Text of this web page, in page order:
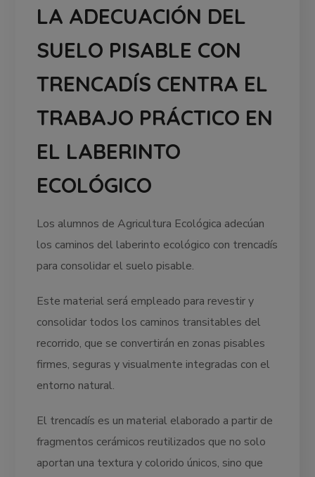
LA ADECUACIÓN DEL
SUELO PISABLE CON
TRENCADÍS CENTRA EL
TRABAJO PRÁCTICO EN
EL LABERINTO
ECOLÓGICO
Los alumnos de Agricultura Ecológica adecúan
los caminos del laberinto ecológico con trencadís
para consolidar el suelo pisable.
Este material será empleado para revestir y
consolidar todos los caminos transitables del
recorrido, que se convertirán en zonas pisables
firmes, seguras y visualmente integradas con el
entorno natural.
El trencadís es un material elaborado a partir de
fragmentos cerámicos reutilizados que no solo
aportan una textura y colorido únicos, sino que